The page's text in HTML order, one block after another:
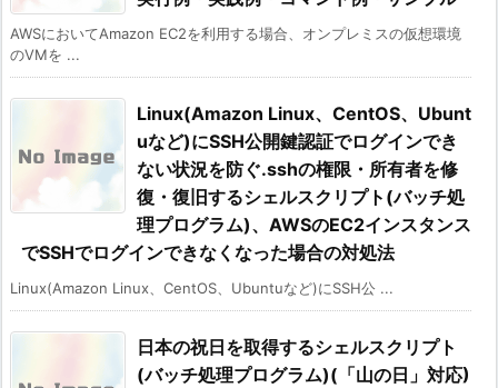
AWSにおいてAmazon EC2を利用する場合、オンプレミスの仮想環境
のVMを ...
Linux(Amazon Linux、CentOS、Ubunt
uなど)にSSH公開鍵認証でログインでき
ない状況を防ぐ.sshの権限・所有者を修
復・復旧するシェルスクリプト(バッチ処
理プログラム)、AWSのEC2インスタンス
でSSHでログインできなくなった場合の対処法
Linux(Amazon Linux、CentOS、Ubuntuなど)にSSH公 ...
日本の祝日を取得するシェルスクリプト
(バッチ処理プログラム)(「山の日」対応)